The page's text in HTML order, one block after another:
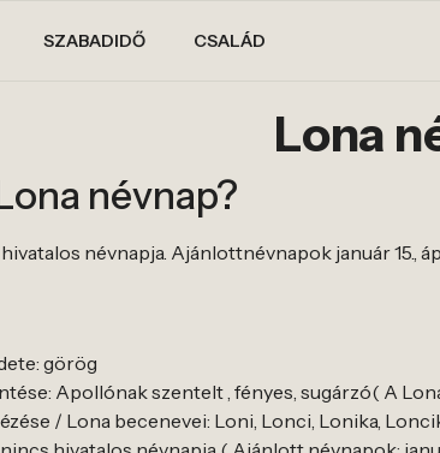
SZABADIDŐ CSALÁD
Lona
névnap?
névnapja. Ajánlottnévnapok január 15.,
görög
Apollónak szentelt , fényes, sugárzó( A
/ Lona becenevei: Loni, Lonci, Lonika,